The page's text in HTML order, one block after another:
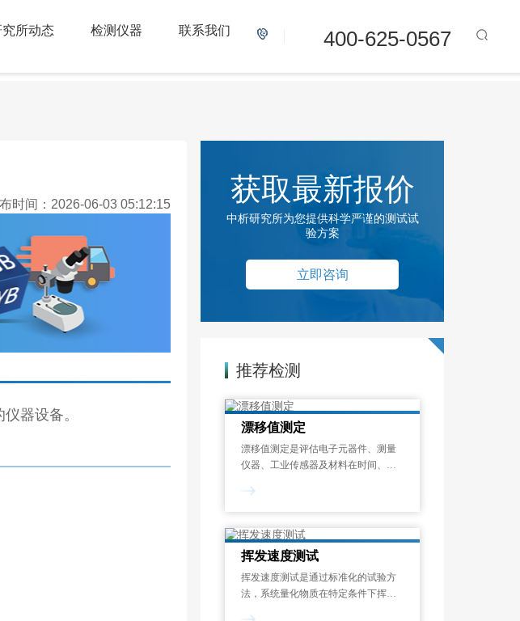
400-625-0567
究所动态 检测仪器 联系我们
时间：2026-06-03 05:12:15
器设备。
获取最新报价
中析研究所为您提供科学严谨的测试试
验方案
立即咨询
推荐检测
漂移值测定
漂移值测定是评估电子元器件、测量
仪器、工业传感器及材料在时间、温
能参数偏离初始设定值的程度的标准
件、工业设备及精密仪器中，关键性
能参数随时间
挥发速度测试
挥发速度测试是通过标准化的试验方
法，系统量化物质在特定条件下挥发